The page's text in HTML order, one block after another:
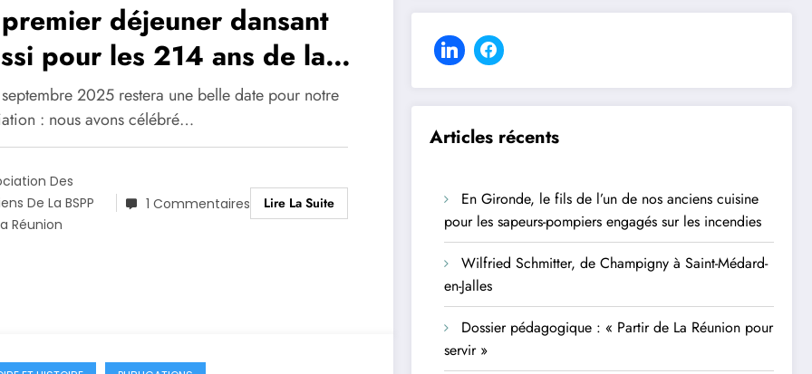
déjeuner dansant
pour les 214 ans de la
2025 restera une belle date pour notre
: nous avons célébré…
Des
De La BSPP
Réunion
1 Commentaires Lire La Suite
Articles récents
En Gironde, le fils de l’un de nos anciens cuisine
pour les sapeurs-pompiers engagés sur les incendies
Wilfried Schmitter, de Champigny à Saint-Médard-
en-Jalles
Dossier pédagogique : « Partir de La Réunion pour
servir »